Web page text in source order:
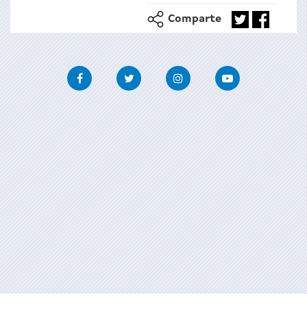
Comparte
FacebookTwitter InstagramYoutube